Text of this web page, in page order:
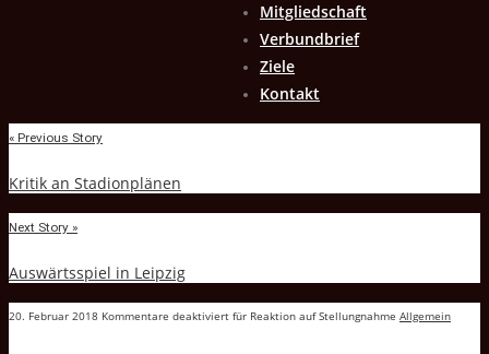
Mitgliedschaft
Verbundbrief
Ziele
Kontakt
« Previous Story
Kritik an Stadionplänen
Next Story »
Auswärtsspiel in Leipzig
20. Februar 2018 Kommentare deaktiviert für Reaktion auf Stellungnahme Allgemein